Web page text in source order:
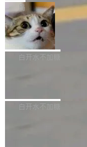
是把这段空隙补上。 回
aDB 捕获 commit 之间的
微软同期总资本开支的四
bet、微软以及 Meta 等
ceXAI的资金消耗速度尤
撑庞大支出的资金来源
貌。数据显示，微软和
一个在终端里运行的编
1.2，驱动这个 agent 的
你可以用 curl -fsSL
sh | bash 安装一个能在
代码、验证结果的 AI 终
个主 agent 循环，外加
局
美团开源 LoHoSearch
准 AI 能力认知
机器出题的前提，是让
构建流程可以分为四个
白开水不加糖
库，并将作为transport
白开水不加糖